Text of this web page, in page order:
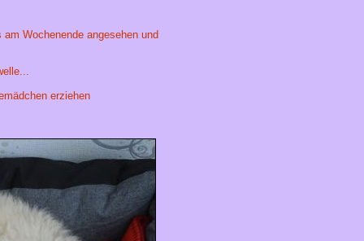
Wochenende angesehen und
erziehen